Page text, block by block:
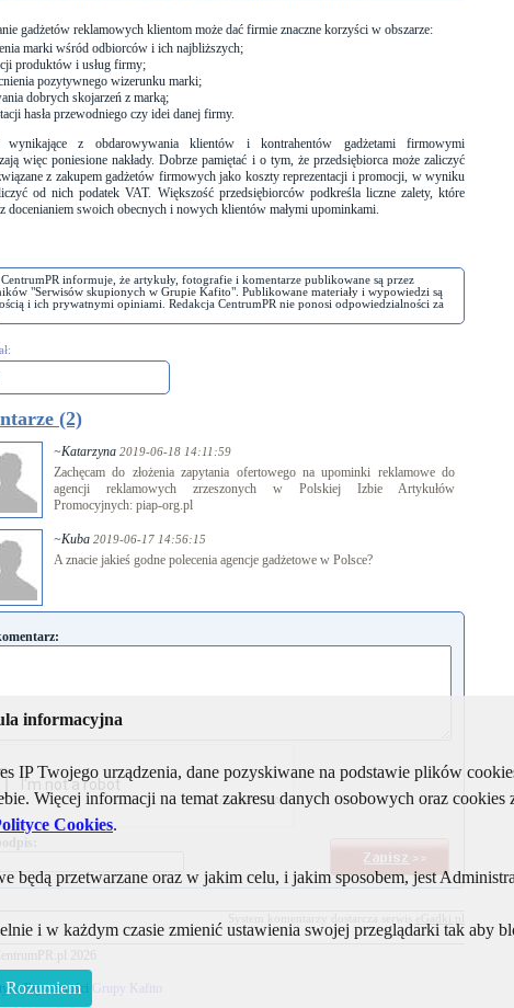
gadżetów reklamowych klientom może dać firmie znaczne korzyści w obszarze:
marki wśród odbiorców i ich najbliższych;
produktów i usług firmy;
pozytywnego wizerunku marki;
dobrych skojarzeń z marką;
hasła przewodniego czy idei danej firmy.
wynikające z obdarowywania klientów i kontrahentów gadżetami firmowymi
więc poniesione nakłady. Dobrze pamiętać i o tym, że przedsiębiorca może zaliczyć
z zakupem gadżetów firmowych jako koszty reprezentacji i promocji, w wyniku
od nich podatek VAT. Większość przedsiębiorców podkreśla liczne zalety, które
docenianiem swoich obecnych i nowych klientów małymi upominkami.
CentrumPR informuje, że artykuły, fotografie i komentarze publikowane są przez
"Serwisów skupionych w Grupie Kafito". Publikowane materiały i wypowiedzi są
i ich prywatnymi opiniami. Redakcja CentrumPR nie ponosi odpowiedzialności za
(2)
~Katarzyna 2019-06-18 14:11:59
Zachęcam do złożenia zapytania ofertowego na upominki reklamowe do
agencji reklamowych zrzeszonych w Polskiej Izbie Artykułów
Promocyjnych: piap-org.pl
~Kuba 2019-06-17 14:56:15
A znacie jakieś godne polecenia agencje gadżetowe w Polsce?
System komentarzy dostarcza serwis
2026
Prywatności Grupy Kafito
informacyjna
IP Twojego urządzenia, dane pozyskiwane na podstawie plików
Więcej informacji na temat zakresu danych osobowych oraz cookies
Cookies.
będą przetwarzane oraz w jakim celu, i jakim sposobem, jest
i w każdym czasie zmienić ustawienia swojej przeglądarki tak aby
Rozumiem